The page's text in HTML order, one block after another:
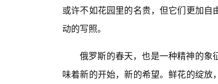
或许不如花园里的名贵，但它们更加
动的写照。
俄罗斯的春天，也是一种精神的象
味着新的开始，新的希望。鲜花的绽